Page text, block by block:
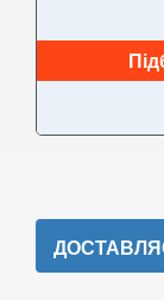
SUBARU
Auris I